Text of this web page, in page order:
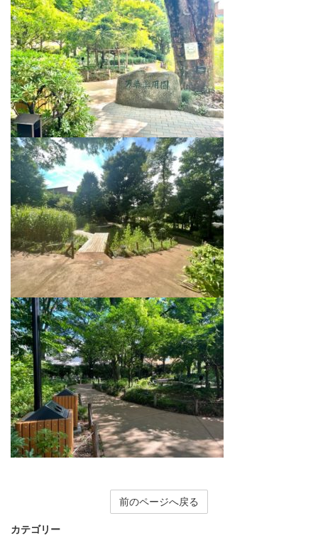
前のページへ戻る
カテゴリー